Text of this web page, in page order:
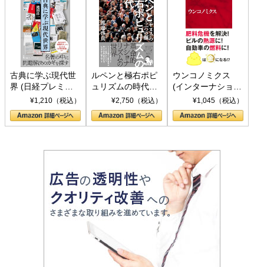
古典に学ぶ現代世
界 (日経プレミア
シリーズ)¥1,210（税込）
ルペンと極右ポピ
ュリズムの時代：
〈ヤヌス〉の二つ
の顔
¥2,750（税込）
ウンコノミクス
(インターナショナ
ル新書)¥1,045（税込）